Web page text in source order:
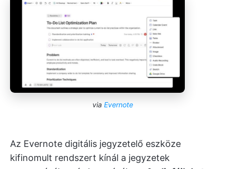
via Evernote
Az Evernote digitális jegyzetelő eszköze
kifinomult rendszert kínál a jegyzetek